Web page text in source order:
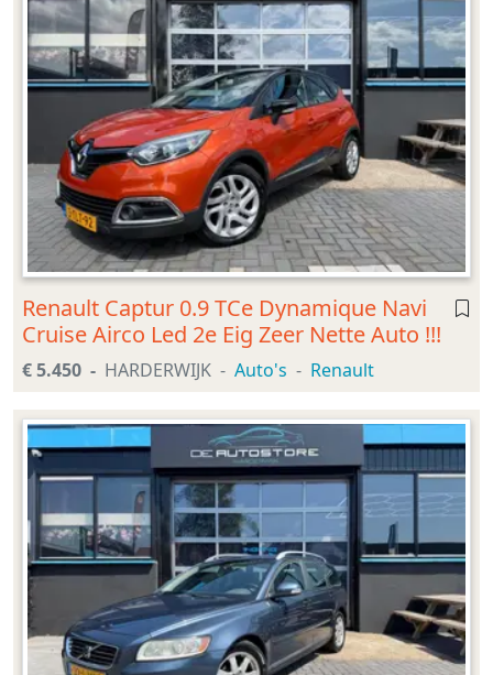
Renault Captur 0.9 TCe Dynamique Navi
Cruise Airco Led 2e Eig Zeer Nette Auto !!!
€ 5.450 HARDERWIJK Auto's Renault